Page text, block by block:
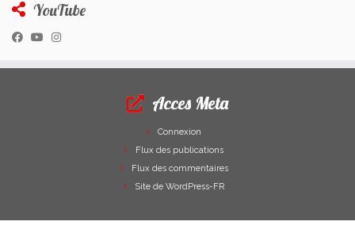
YouTube
Acces Meta
Connexion
Flux des publications
Flux des commentaires
Site de WordPress-FR